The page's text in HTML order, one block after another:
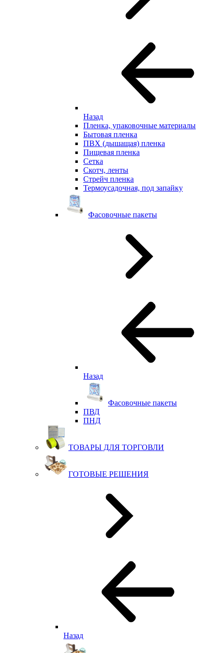
Назад
Пленка, упаковочные материалы
Бытовая пленка
ПВХ (дышащая) пленка
Пищевая пленка
Сетка
Скотч, ленты
Стрейч пленка
Термоусадочная, под запайку
Фасовочные пакеты
Назад
Фасовочные пакеты
ПВД
ПНД
ТОВАРЫ ДЛЯ ТОРГОВЛИ
ГОТОВЫЕ РЕШЕНИЯ
Назад